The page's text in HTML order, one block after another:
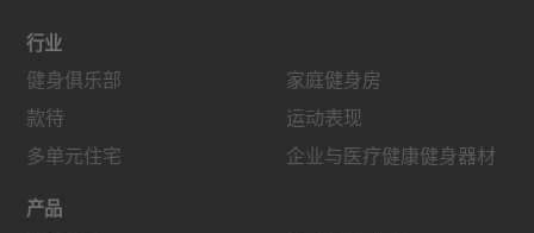
行业
健身俱乐部
款待
多单元住宅
家庭健身房
运动表现
企业与医疗健康健身器材
产品